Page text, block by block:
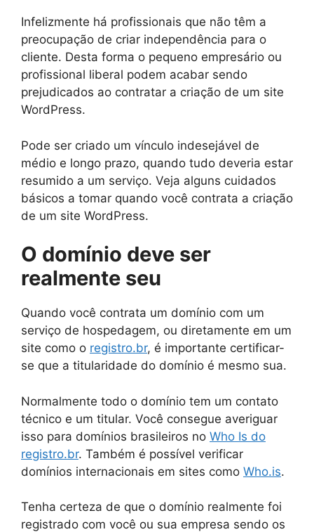
Infelizmente há profissionais que não têm a
preocupação de criar independência para o
cliente. Desta forma o pequeno empresário ou
profissional liberal podem acabar sendo
prejudicados ao contratar a criação de um site
WordPress.
Pode ser criado um vínculo indesejável de
médio e longo prazo, quando tudo deveria estar
resumido a um serviço. Veja alguns cuidados
básicos a tomar quando você contrata a criação
de um site WordPress.
O domínio deve ser
realmente seu
Quando você contrata um domínio com um
serviço de hospedagem, ou diretamente em um
site como o registro.br, é importante certificar-
se que a titularidade do domínio é mesmo sua.
Normalmente todo o domínio tem um contato
técnico e um titular. Você consegue averiguar
isso para domínios brasileiros no Who Is do
registro.br. Também é possível verificar
domínios internacionais em sites como Who.is.
Tenha certeza de que o domínio realmente foi
registrado com você ou sua empresa sendo os